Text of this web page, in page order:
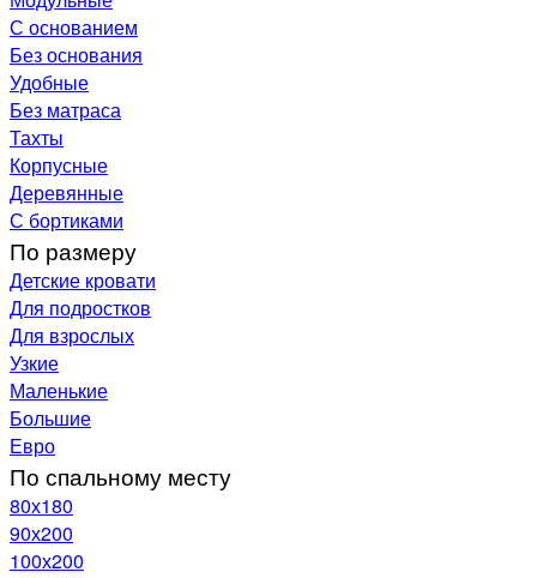
С основанием
Без основания
Удобные
Без матраса
Тахты
Корпусные
Деревянные
С бортиками
По размеру
Детские кровати
Для подростков
Для взрослых
Узкие
Маленькие
Большие
Евро
По спальному месту
80х180
90х200
100х200